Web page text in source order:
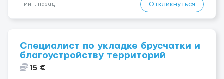
1 мин. назад Откликнуться
Специалист по укладке брусчатки и
благоустройству территорий
15 €